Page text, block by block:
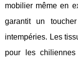
mobilier même en
garantit un
intempéries. Les
pour les